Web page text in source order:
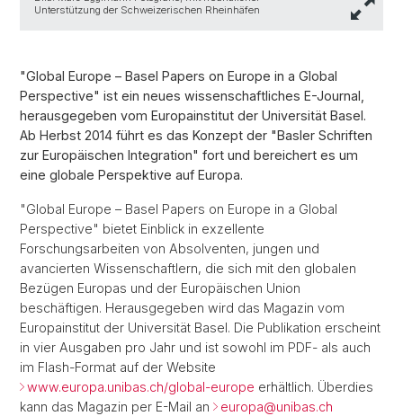
Unterstützung der Schweizerischen Rheinhäfen
"Global Europe – Basel Papers on Europe in a Global
Perspective" ist ein neues wissenschaftliches E-Journal,
herausgegeben vom Europainstitut der Universität Basel.
Ab Herbst 2014 führt es das Konzept der "Basler Schriften
zur Europäischen Integration" fort und bereichert es um
eine globale Perspektive auf Europa.
"Global Europe – Basel Papers on Europe in a Global
Perspective" bietet Einblick in exzellente
Forschungsarbeiten von Absolventen, jungen und
avancierten Wissenschaftlern, die sich mit den globalen
Bezügen Europas und der Europäischen Union
beschäftigen. Herausgegeben wird das Magazin vom
Europainstitut der Universität Basel. Die Publikation erscheint
in vier Ausgaben pro Jahr und ist sowohl im PDF- als auch
im Flash-Format auf der Website
www.europa.unibas.ch/global-europe erhältlich. Überdies
kann das Magazin per E-Mail an
europa@unibas.ch